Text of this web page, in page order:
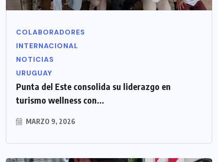
COLABORADORES
INTERNACIONAL
NOTICIAS
URUGUAY
Punta del Este consolida su liderazgo en
turismo wellness con...
MARZO 9, 2026